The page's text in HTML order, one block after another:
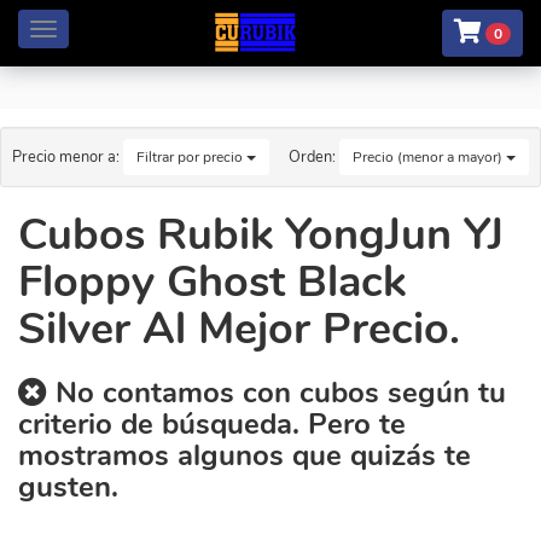
Menú 0
Precio menor a: Filtrar por precio Orden: Precio (menor a mayor)
Cubos Rubik YongJun YJ
Floppy Ghost Black
Silver Al Mejor Precio.
No contamos con cubos según tu
criterio de búsqueda. Pero te
mostramos algunos que quizás te
gusten.